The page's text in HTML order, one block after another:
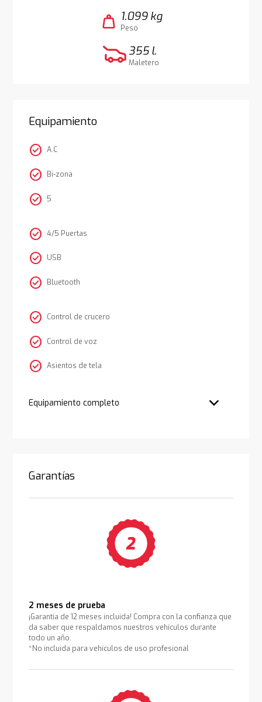
weight 1.099 kg
Peso
355 l.
Maletero
Equipamiento
check_circle A.C
check_circle Bi-zona
check_circle 5
check_circle 4/5 Puertas
check_circle USB
check_circle Bluetooth
check_circle Control de crucero
check_circle Control de voz
check_circle Asientos de tela
Equipamiento completo
Garantías
2 meses de prueba
¡Garantía de 12 meses incluida! Compra con la confianza que
da saber que respaldamos nuestros vehículos durante
todo un año.
*No incluida para vehículos de uso profesional